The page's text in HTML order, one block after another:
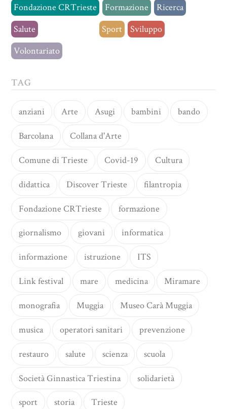
Fondazione CRTrieste
Formazione
Ricerca
Salute
Sport
Sviluppo
Volontariato
TAG
anziani Arte Asugi bambini bando
Barcolana Collana d'Arte
Comune di Trieste Covid-19 Cultura
didattica Discover Trieste filantropia
Fondazione CRTrieste formazione
giornalismo giovani informatica
informazione istruzione ITS
Link festival mare medicina Miramare
monografia Muggia Museo Carà Muggia
musica operatori sanitari prevenzione
restauro salute scienza scuola
Società Ginnastica Triestina solidarietà
sport storia Trieste